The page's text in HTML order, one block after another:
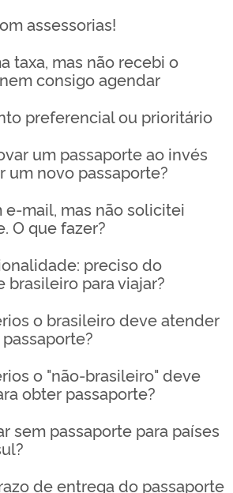
assessorias!
taxa, mas não recebi o
consigo agendar
preferencial ou prioritário
um passaporte ao invés
um novo passaporte?
e-mail, mas não solicitei
O que fazer?
preciso do
brasileiro para viajar?
o brasileiro deve atender
o "não-brasileiro" deve
obter passaporte?
sem passaporte para países
de entrega do passaporte